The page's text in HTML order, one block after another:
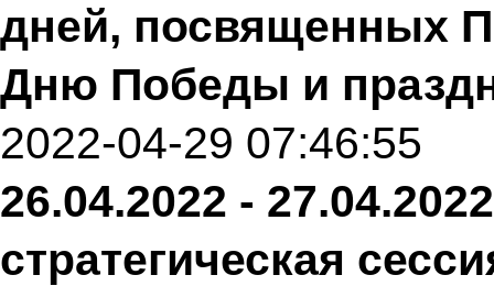
дней, посвященных
Дню Победы и
2022-04-29 07:46:55
26.04.2022 -
стратегическая